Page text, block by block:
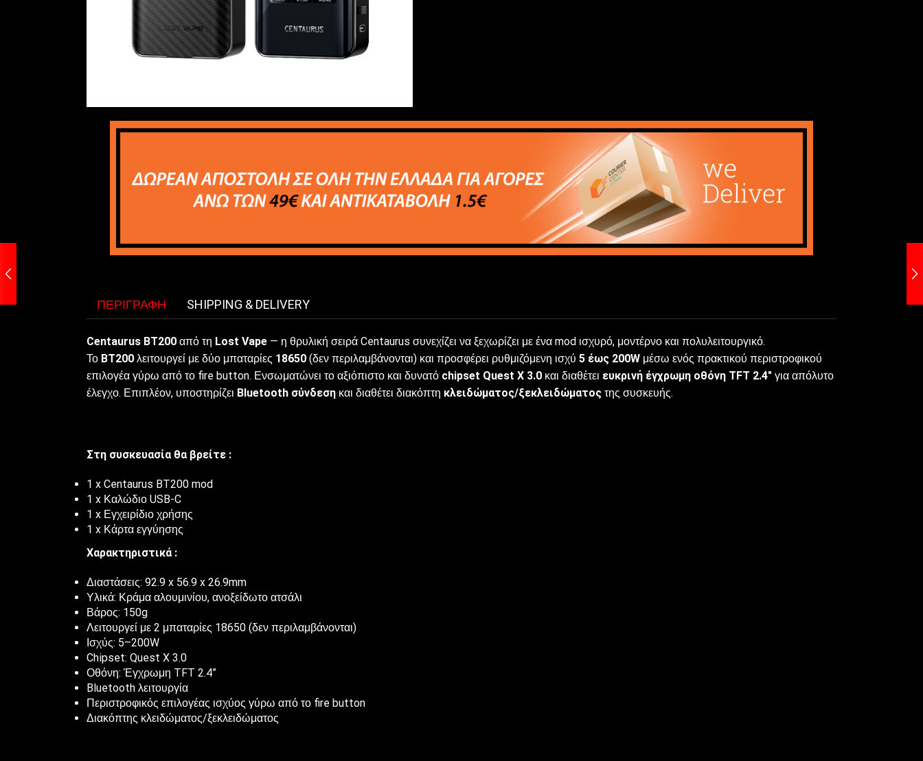
ΠΕΡΙΓΡΑΦΉ SHIPPING & DELIVERY
Centaurus BT200 από τη Lost Vape — η θρυλική σειρά Centaurus συνεχίζει να ξεχωρίζει με ένα mod ισχυρό, μοντέρνο και πολυλειτουργικό.
Το BT200 λειτουργεί με δύο μπαταρίες 18650 (δεν περιλαμβάνονται) και προσφέρει ρυθμιζόμενη ισχύ 5 έως 200W μέσω ενός πρακτικού περιστροφικού
επιλογέα γύρω από το fire button. Ενσωματώνει το αξιόπιστο και δυνατό chipset Quest X 3.0 και διαθέτει ευκρινή έγχρωμη οθόνη TFT 2.4″ για απόλυτο
έλεγχο. Επιπλέον, υποστηρίζει Bluetooth σύνδεση και διαθέτει διακόπτη κλειδώματος/ξεκλειδώματος της συσκευής.
Στη συσκευασία θα βρείτε :
1 x Centaurus BT200 mod
1 x Καλώδιο USB-C
1 x Εγχειρίδιο χρήσης
1 x Κάρτα εγγύησης
Χαρακτηριστικά :
Διαστάσεις: 92.9 x 56.9 x 26.9mm
Υλικά: Κράμα αλουμινίου, ανοξείδωτο ατσάλι
Βάρος: 150g
Λειτουργεί με 2 μπαταρίες 18650 (δεν περιλαμβάνονται)
Ισχύς: 5–200W
Chipset: Quest X 3.0
Οθόνη: Έγχρωμη TFT 2.4”
Bluetooth λειτουργία
Περιστροφικός επιλογέας ισχύος γύρω από το fire button
Διακόπτης κλειδώματος/ξεκλειδώματος